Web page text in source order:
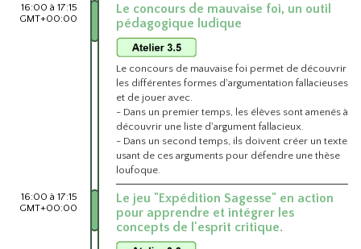
16:00 à 17:15
GMT+00:00
Le concours de mauvaise foi, un outil
pédagogique ludique
Le concours de mauvaise foi permet de découvrir
les différentes formes d'argumentation fallacieuses
et de jouer avec.
- Dans un premier temps, les élèves sont amenés à
découvrir une liste d'argument fallacieux.
- Dans un second temps, ils doivent créer un texte
usant de ces arguments pour défendre une thèse
loufoque.
16:00 à 17:15
GMT+00:00
Le jeu "Expédition Sagesse" en action
pour apprendre et intégrer les
concepts de l'esprit critique.